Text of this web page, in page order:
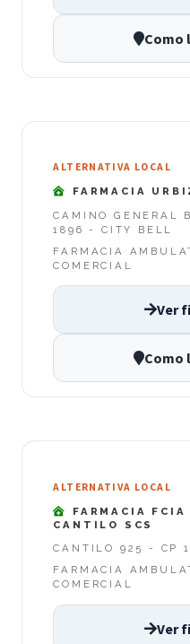
Como
ALTERNATIVA LOCAL
FARMACIA
CAMINO GENERAL
1896 - CITY BELL
FARMACIA
COMERCIAL
Ver
Como
ALTERNATIVA LOCAL
FARMACIA FCIA
CANTILO SCS
CANTILO 925 - CP
FARMACIA
COMERCIAL
Ver